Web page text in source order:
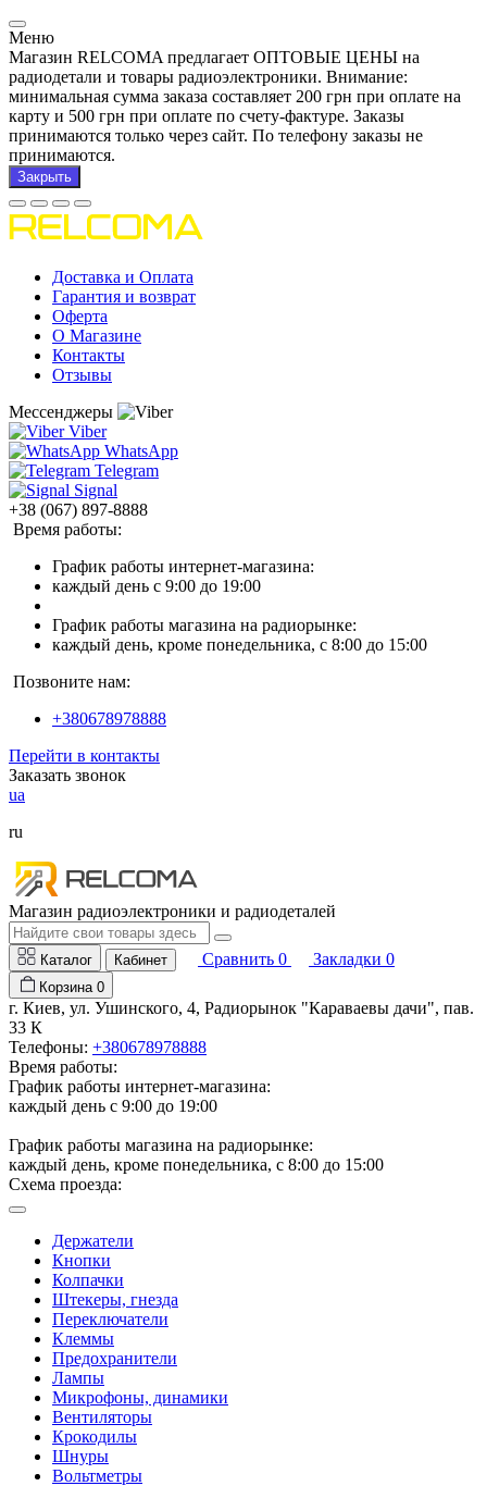
Меню
Магазин RELCOMA предлагает ОПТОВЫЕ ЦЕНЫ на
радиодетали и товары радиоэлектроники. Внимание:
минимальная сумма заказа составляет 200 грн при оплате на
карту и 500 грн при оплате по счету-фактуре. Заказы
принимаются только через сайт. По телефону заказы не
принимаются.
Закрыть
Доставка и Оплата
Гарантия и возврат
Оферта
О Магазине
Контакты
Отзывы
Мессенджеры
Viber
WhatsApp
Telegram
Signal
+38 (067) 897-8888
Время работы:
График работы интернет-магазина:
каждый день с 9:00 до 19:00
График работы магазина на радиорынке:
каждый день, кроме понедельника, с 8:00 до 15:00
Позвоните нам:
+380678978888
Перейти в контакты
Заказать звонок
ua
ru
Магазин радиоэлектроники и радиодеталей
Каталог Кабинет Сравнить 0 Закладки 0
Корзина 0
г. Киев, ул. Ушинского, 4, Радиорынок "Караваевы дачи", пав.
33 К
Телефоны: +380678978888
Время работы:
График работы интернет-магазина:
каждый день с 9:00 до 19:00
График работы магазина на радиорынке:
каждый день, кроме понедельника, с 8:00 до 15:00
Схема проезда:
Держатели
Кнопки
Колпачки
Штекеры, гнезда
Переключатели
Клеммы
Предохранители
Лампы
Микрофоны, динамики
Вентиляторы
Крокодилы
Шнуры
Вольтметры